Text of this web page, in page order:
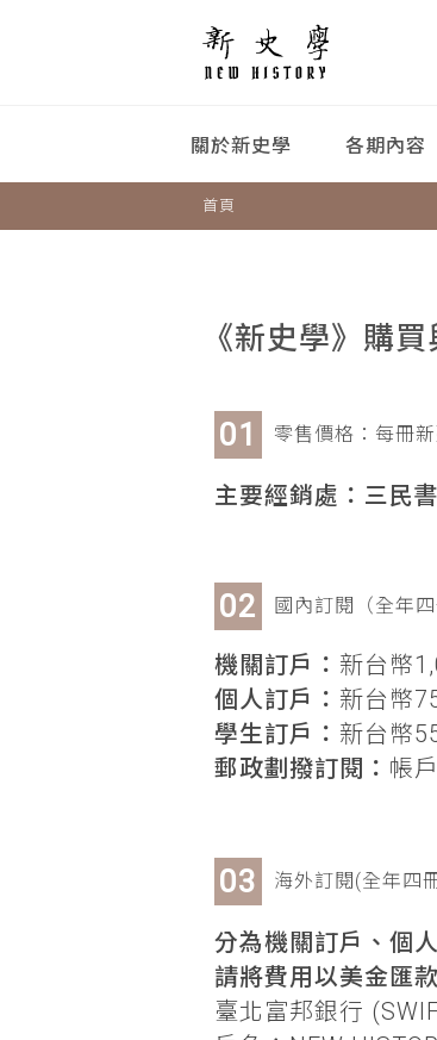
關於新史學 各期內容
首頁
《新史學》購買
零售價格：每冊
主要經銷處：三民
國內訂閱（全年四
機關訂戶： 新台幣
個人訂戶： 新台幣
學生訂戶： 新台幣
郵政劃撥訂閱： 帳
海外訂閱(全年四
分為機關訂戶、個
請將費用以美金匯款
臺北富邦銀行